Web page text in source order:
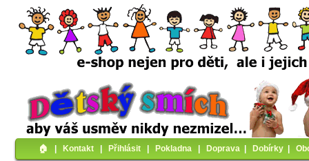
🏠︎ Kontakt Přihlásit Pokladna Doprava Dobírky